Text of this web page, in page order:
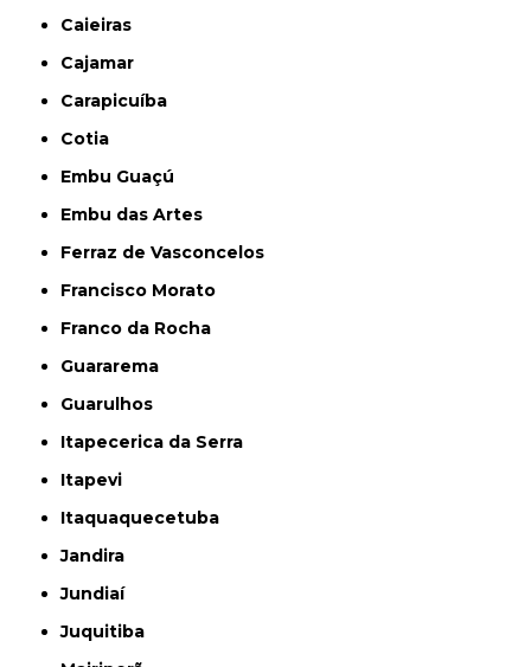
Caieiras
Cajamar
Carapicuíba
Cotia
Embu Guaçú
Embu das Artes
Ferraz de Vasconcelos
Francisco Morato
Franco da Rocha
Guararema
Guarulhos
Itapecerica da Serra
Itapevi
Itaquaquecetuba
Jandira
Jundiaí
Juquitiba